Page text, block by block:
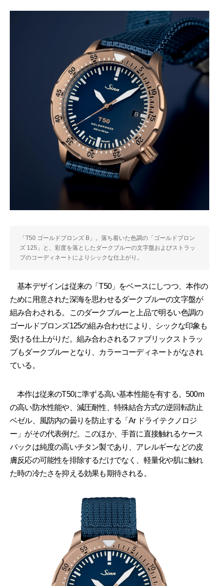
「T50 ゴールドブロンズ B」。落ち着いた色調の「ゴールドブロン
ズ 125」と、彩度を落としたダークブルーの文字盤およびストラッ
プのコーディネートによりシックな仕上がり。
基本デザインは従来の「T50」をベースにしつつ、本作の
ために用意された深海を思わせるダークブルーの文字盤が
組み合わされる。このダークブルーと上品で明るい色調の
ゴールドブロンズ125の組み合わせにより、シックな印象も
受ける仕上がりだ。組み合わされるファブリックストラッ
プもダークブルーとなり、カラーコーディネートがなされ
ている。
本作は従来のT50に準ずる高い基本性能を有する。500m
の高い防水性能や、減圧耐性、特殊結合方式の逆回転防止
ベゼル、風防内の曇りを防止する「Ar ドライテクノロジ
ー」がその代表例だ。このほか、手首に直接触れるケース
バックは純度の高いチタン製であり、アレルギーなどの皮
膚反応の可能性を排除するだけでなく、軽量化や肌に触れ
た時の冷たさを抑える効果も期待される。